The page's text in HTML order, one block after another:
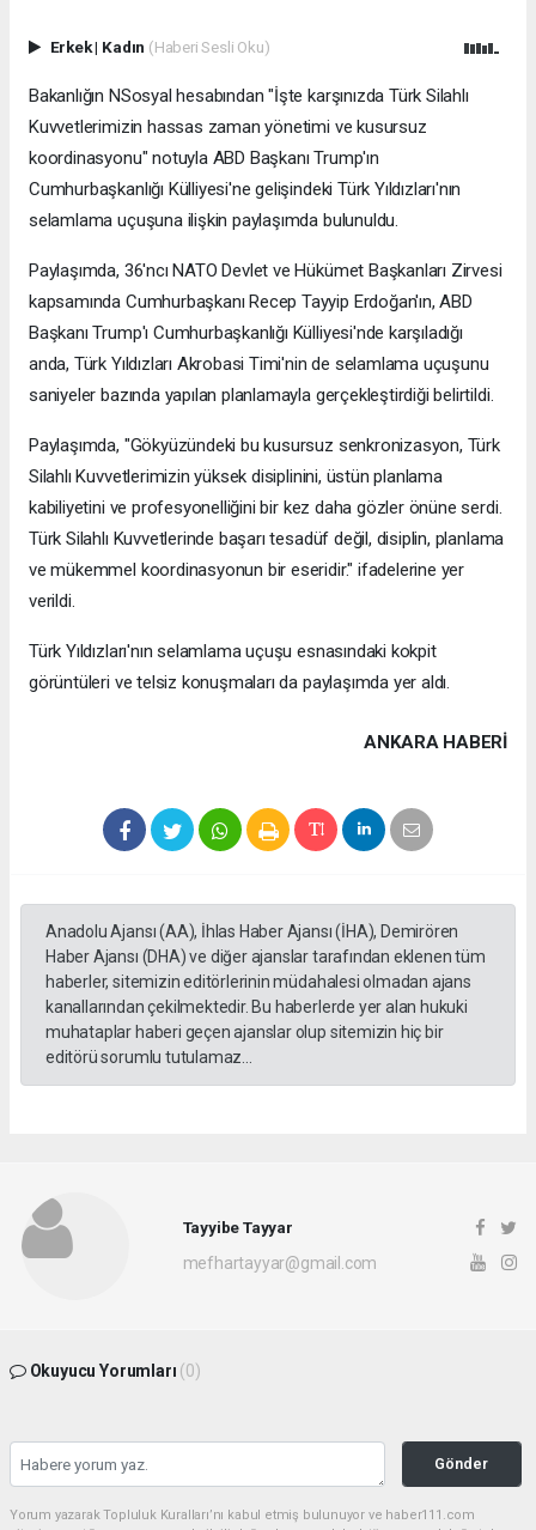
Erkek| Kadın (Haberi Sesli Oku)
Bakanlığın NSosyal hesabından "İşte karşınızda Türk Silahlı
Kuvvetlerimizin hassas zaman yönetimi ve kusursuz
koordinasyonu" notuyla ABD Başkanı Trump'ın
Cumhurbaşkanlığı Külliyesi'ne gelişindeki Türk Yıldızları'nın
selamlama uçuşuna ilişkin paylaşımda bulunuldu.
Paylaşımda, 36'ncı NATO Devlet ve Hükümet Başkanları Zirvesi
kapsamında Cumhurbaşkanı Recep Tayyip Erdoğan'ın, ABD
Başkanı Trump'ı Cumhurbaşkanlığı Külliyesi'nde karşıladığı
anda, Türk Yıldızları Akrobasi Timi'nin de selamlama uçuşunu
saniyeler bazında yapılan planlamayla gerçekleştirdiği belirtildi.
Paylaşımda, "Gökyüzündeki bu kusursuz senkronizasyon, Türk
Silahlı Kuvvetlerimizin yüksek disiplinini, üstün planlama
kabiliyetini ve profesyonelliğini bir kez daha gözler önüne serdi.
Türk Silahlı Kuvvetlerinde başarı tesadüf değil, disiplin, planlama
ve mükemmel koordinasyonun bir eseridir." ifadelerine yer
verildi.
Türk Yıldızları'nın selamlama uçuşu esnasındaki kokpit
görüntüleri ve telsiz konuşmaları da paylaşımda yer aldı.
ANKARA HABERİ
Anadolu Ajansı (AA), İhlas Haber Ajansı (İHA), Demirören
Haber Ajansı (DHA) ve diğer ajanslar tarafından eklenen tüm
haberler, sitemizin editörlerinin müdahalesi olmadan ajans
kanallarından çekilmektedir. Bu haberlerde yer alan hukuki
muhataplar haberi geçen ajanslar olup sitemizin hiç bir
editörü sorumlu tutulamaz...
Tayyibe Tayyar
mefhartayyar@gmail.com
Okuyucu Yorumları (0)
Gönder
Yorum yazarak Topluluk Kuralları’nı kabul etmiş bulunuyor ve haber111.com